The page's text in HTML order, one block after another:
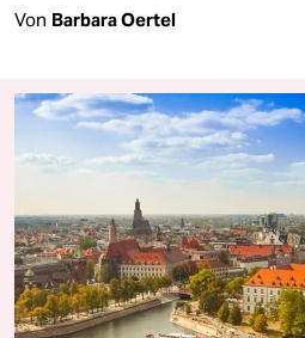
Von Barbara Oertel